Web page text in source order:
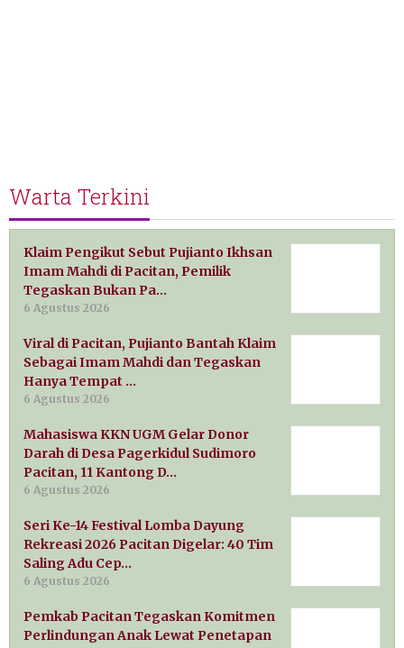
Warta Terkini
Klaim Pengikut Sebut Pujianto Ikhsan
Imam Mahdi di Pacitan, Pemilik
Tegaskan Bukan Pa…
6 Agustus 2026
Viral di Pacitan, Pujianto Bantah Klaim
Sebagai Imam Mahdi dan Tegaskan
Hanya Tempat …
6 Agustus 2026
Mahasiswa KKN UGM Gelar Donor
Darah di Desa Pagerkidul Sudimoro
Pacitan, 11 Kantong D…
6 Agustus 2026
Seri Ke-14 Festival Lomba Dayung
Rekreasi 2026 Pacitan Digelar: 40 Tim
Saling Adu Cep…
6 Agustus 2026
Pemkab Pacitan Tegaskan Komitmen
Perlindungan Anak Lewat Penetapan